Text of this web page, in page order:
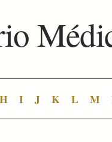
H I J K L M